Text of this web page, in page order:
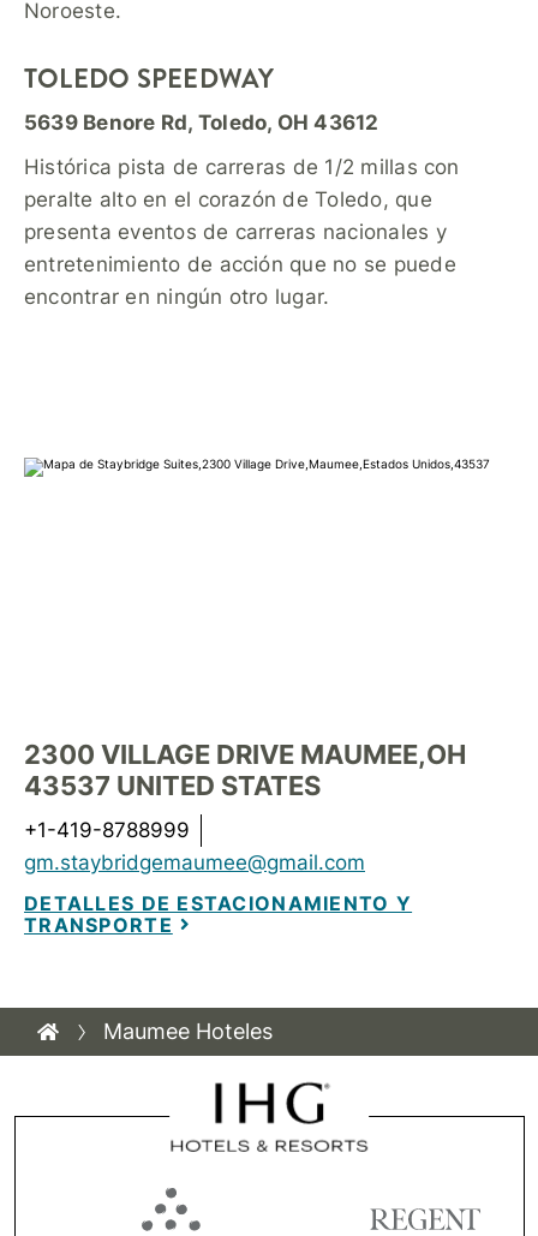
Noroeste.
TOLEDO SPEEDWAY
5639 Benore Rd, Toledo, OH 43612
Histórica pista de carreras de 1/2 millas con
peralte alto en el corazón de Toledo, que
presenta eventos de carreras nacionales y
entretenimiento de acción que no se puede
encontrar en ningún otro lugar.
2300 VILLAGE DRIVE MAUMEE,OH
43537 UNITED STATES
+1-419-8788999
gm.staybridgemaumee@gmail.com
DETALLES DE ESTACIONAMIENTO Y
TRANSPORTE
Maumee Hoteles